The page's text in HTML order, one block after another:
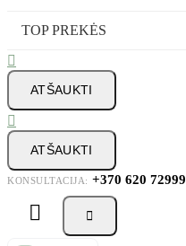
TOP PREKĖS

ATŠAUKTI

ATŠAUKTI
KONSULTACIJA: +370 620 72999
 